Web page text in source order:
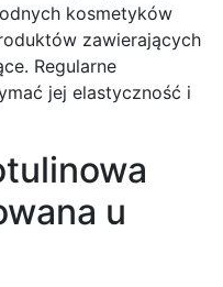
kosmetyków
zawierających
Regularne
jej elastyczność i
u